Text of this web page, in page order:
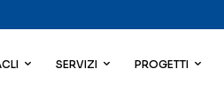
SERVIZI PROGETTI